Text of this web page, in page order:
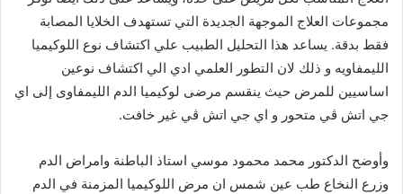
مجموعات العلاج الموجهة الجديدة التي تستهدف الخلايا المصابة
فقط بدقة. يساعد هذا التحليل الطبيب علي اكتشاف نوع اللوكيميا
الليمفاويه و ذلك لان التطور العلمي ادي الي اكتشاف نوعين
اساسيين للمرض حيث ينقسم مرضى لوكيميا الدم الليمفاوى إلى اي
جي اتش ڤي متحور و اي جي اتش ڤي غير خافت.
وأوضح الدكتور محمد محمود موسي استاذ الباطنة وامراض الدم
وزرع النخاع طب عين شمس ان مرض اللوكيميا المزمنة في الدم